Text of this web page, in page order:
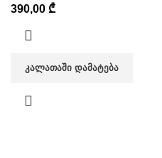
390,00 ₾
ᲙᲐᲚᲐᲗᲐᲨᲘ ᲓᲐᲛᲐᲢᲔᲑᲐ